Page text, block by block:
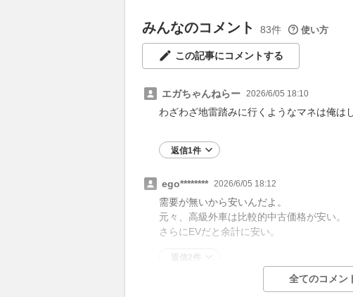
みんなのコメント 83件 使い方
この記事にコメントする
エガちゃんねらー 2026/6/05 18:10
わざわざ地雷踏みに行くようなマネは俺は
返信1件
ego******** 2026/6/05 18:12
需要が無いから安いんだよ。
元々、高級外車は比較的中古価格が安い。
さらにEVだと余計に安い。
返信2件
全てのコメン